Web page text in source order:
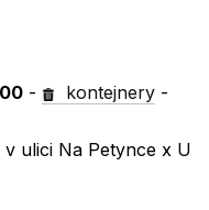
- kontejnery -
ulici Na Petynce x U